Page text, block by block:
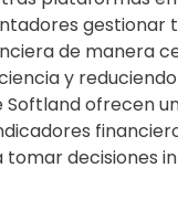
gestionar
de manera
y
ofrecen
tomar decisiones